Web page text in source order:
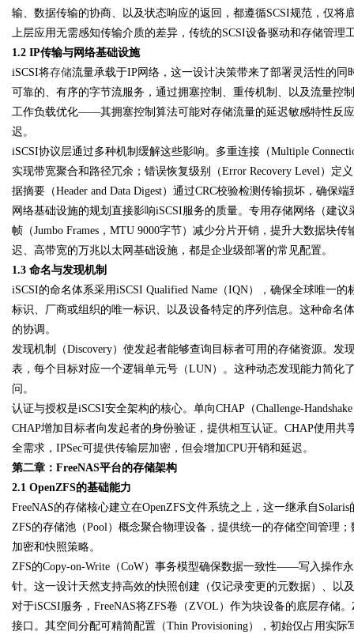
ar
d
输、数据传输的协商、以及状态响应的返回，都遵循SCSI规范，仅
上层应用无需感知传输介质的差异，传统的SCSI设备驱动和存储管理
1.2 IP传输与网络基础设施
iSCSI将存储流量承载于IP网络，这一设计决策带来了部署灵活性的
可靠的、有序的字节流服务，通过拥塞控制、重传机制、以及流量控
工作负载优化——其拥塞控制算法可能对存储流量的延迟敏感特性反
迟。
iSCSI协议层通过多种机制缓解这些影响。多重连接（Multiple
实现带宽聚合和路径冗余；错误恢复级别（Error Recovery Level）
据摘要（Header and Data Digest）通过CRC校验检测传输损坏，确保
网络基础设施的规划直接影响iSCSI服务的质量。专用存储网络（建
帧（Jumbo Frames，MTU 9000字节）减少分片开销，提升大数据块
迟、高带宽的万兆以太网基础设施，都是企业级部署的常见配置。
1.3 命名与发现机制
iSCSI的命名体系采用iSCSI Qualified Name（IQN），确保全球唯一
标识、厂商或组织的唯一标识、以及设备特定的序列信息。这种命名
的协调。
发现机制（Discovery）使发起者能够查询目标者可用的存储资源。发
表，每个目标对应一个逻辑单元号（LUN）。这种动态发现能力简化
问。
认证与授权是iSCSI安全架构的核心。单向CHAP（Challenge-
CHAP增加目标者向发起者的身份验证，提供相互认证。CHAP使用
全需求，IPSec可提供传输层加密，但会增加CPU开销和延迟。
第二章：FreeNAS平台的存储架构
2.1 OpenZFS的基础能力
FreeNAS的存储核心建立在OpenZFS文件系统之上，这一继承自
ZFS的存储池（Pool）概念聚合物理设备，提供统一的存储空间管理
加密和快照策略。
ZFS的Copy-on-Write（CoW）事务模型确保数据一致性——写入操作
针。这一设计天然支持高效的快照创建（仅记录变更的元数据）、以
对于iSCSI服务，FreeNAS将ZFS卷（ZVOL）作为块设备的底层存储
接口。其空间分配可精简配置（Thin Provisioning），初始仅占用实